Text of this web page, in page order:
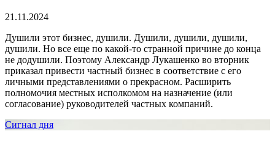
21.11.2024
Душили этот бизнес, душили. Душили, душили, душили,
душили. Но все еще по какой-то странной причине до конца
не додушили. Поэтому Александр Лукашенко во вторник
приказал привести частный бизнес в соответствие с его
личными представлениями о прекрасном. Расширить
полномочия местных исполкомом на назначение (или
согласование) руководителей частных компаний.
Сигнал дня